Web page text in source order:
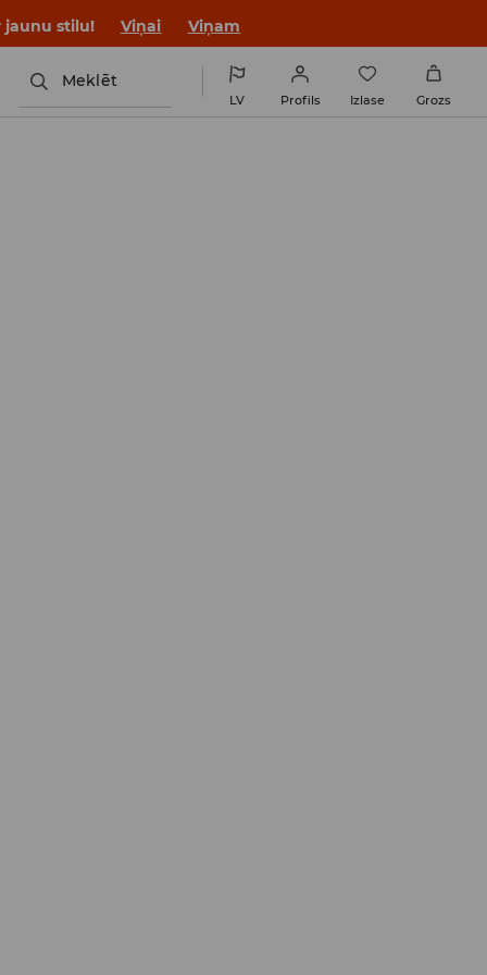
jaunu stilu! Viņai Viņam
Meklēt
LV Profils Izlase Grozs